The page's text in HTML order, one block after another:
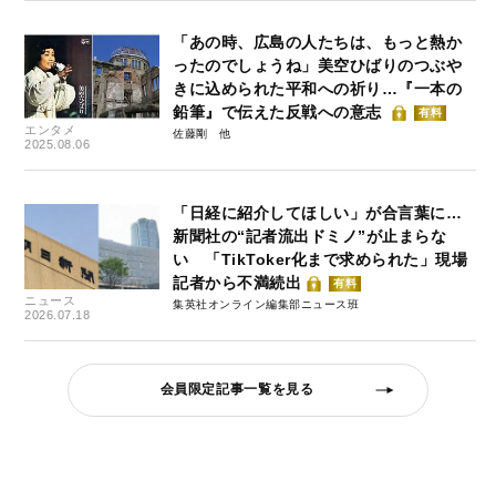
エンタメ
2025.08.06
「あの時、広島の人たちは、もっと熱か
ったのでしょうね」美空ひばりのつぶや
きに込められた平和への祈り…『一本の
鉛筆』で伝えた反戦への意志
有料
佐藤剛
ニュース
2026.07.18
「日経に紹介してほしい」が合言葉に…
新聞社の“記者流出ドミノ”が止まらな
い 「TikToker化まで求められた」現場
記者から不満続出
有料
集英社オンライン編集部ニュース班
会員限定記事一覧を見る